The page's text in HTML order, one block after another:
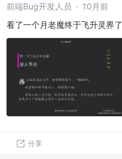
前端Bug开发人员 · 10月前
看了一个月老魔终于飞升灵界了
分享